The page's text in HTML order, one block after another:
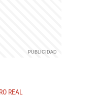
REAL